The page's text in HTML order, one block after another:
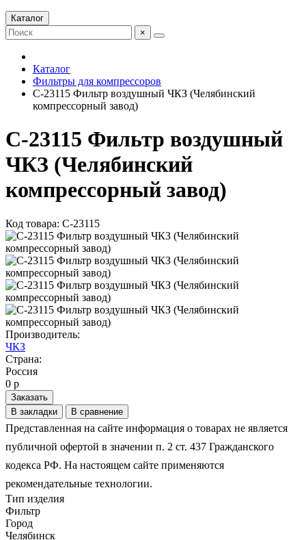
Каталог
×
Каталог
Фильтры для компрессоров
C-23115 Фильтр воздушный ЧКЗ (Челябинский
компрессорный завод)
C-23115 Фильтр воздушный
ЧКЗ (Челябинский
компрессорный завод)
Код товара: C-23115
Производитель:
ЧКЗ
Страна:
Россия
0 р
Заказать
В закладки
В сравнение
Представленная на сайте информация о товарах не является
публичной офертой в значении п. 2 ст. 437 Гражданского
кодекса РФ. На настоящем сайте применяются
рекомендательные технологии.
Тип изделия
Фильтр
Город
Челябинск